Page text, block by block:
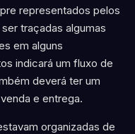
representados pelos
traçadas algumas
em alguns
indicará um fluxo de
deverá ter um
e entrega.
organizadas de